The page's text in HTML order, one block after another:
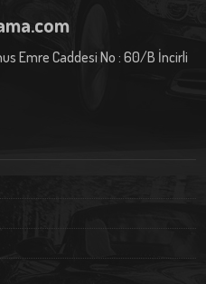
Emre Caddesi No : 60/B İncirli